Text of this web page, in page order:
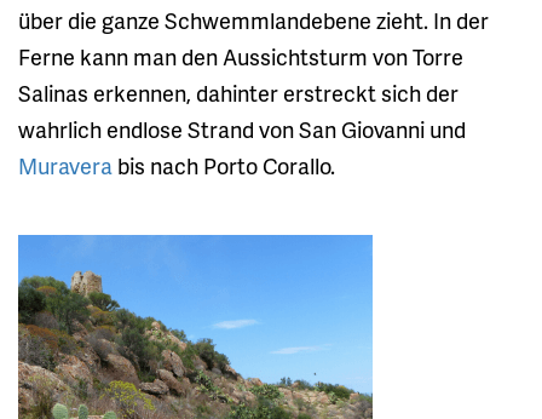
über die ganze Schwemmlandebene zieht. In der
Ferne kann man den Aussichtsturm von Torre
Salinas erkennen, dahinter erstreckt sich der
wahrlich endlose Strand von San Giovanni und
Muravera bis nach Porto Corallo.